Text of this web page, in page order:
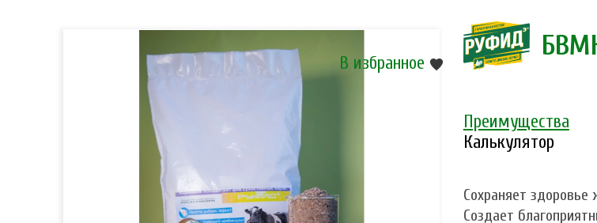
В избранное
Преимущества
Калькулятор
Сохраняет здоровье
Создает